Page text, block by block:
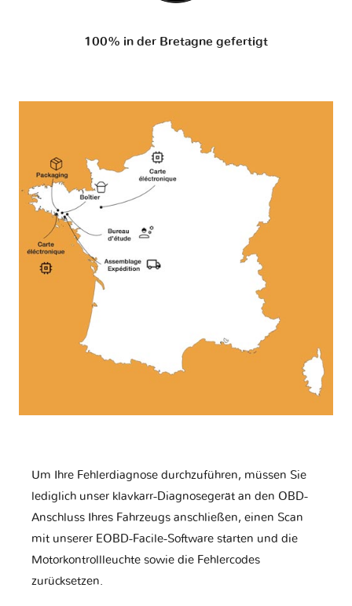
100% in der Bretagne gefertigt
Um Ihre Fehlerdiagnose durchzuführen, müssen Sie
lediglich unser klavkarr-Diagnosegerät an den OBD-
Anschluss Ihres Fahrzeugs anschließen, einen Scan
mit unserer EOBD-Facile-Software starten und die
Motorkontrollleuchte sowie die Fehlercodes
zurücksetzen.